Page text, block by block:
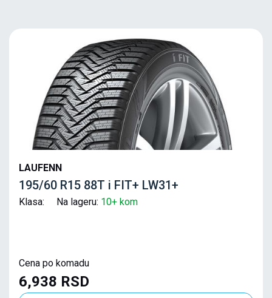
LAUFENN
195/60 R15 88T i FIT+ LW31+
Klasa: Na lageru: 10+ kom
Cena po komadu
6,938 RSD